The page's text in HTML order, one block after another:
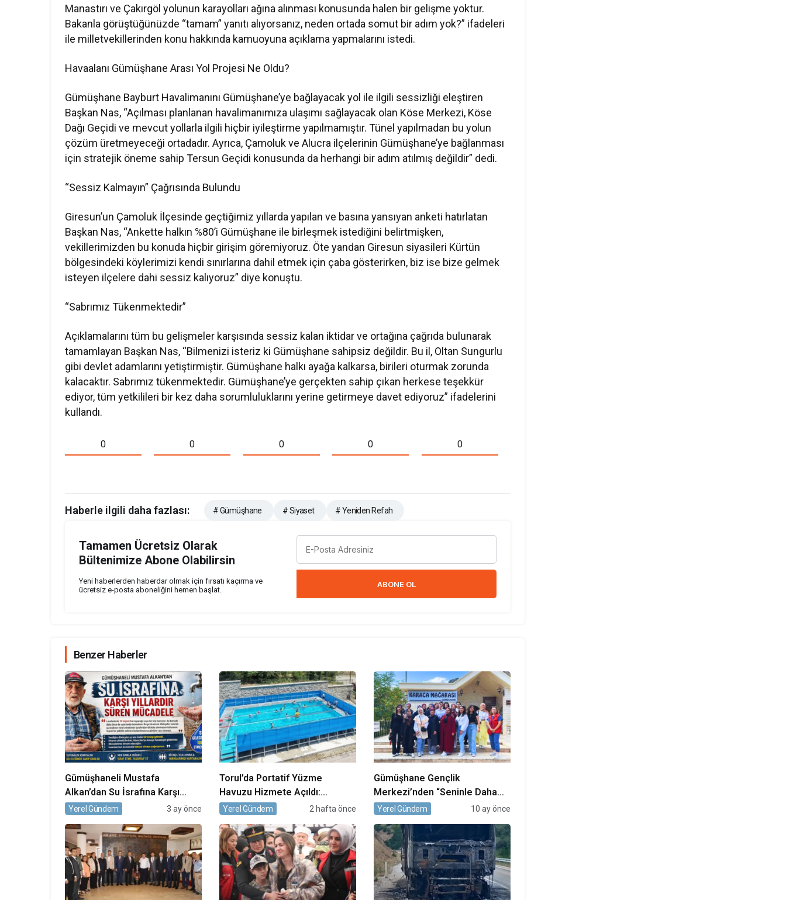
Manastırı ve Çakırgöl yolunun karayolları ağına alınması konusunda halen bir gelişme yoktur.
Bakanla görüştüğünüzde “tamam” yanıtı alıyorsanız, neden ortada somut bir adım yok?” ifadeleri
ile milletvekillerinden konu hakkında kamuoyuna açıklama yapmalarını istedi.
Havaalanı Gümüşhane Arası Yol Projesi Ne Oldu?
Gümüşhane Bayburt Havalimanını Gümüşhane’ye bağlayacak yol ile ilgili sessizliği eleştiren
Başkan Nas, “Açılması planlanan havalimanımıza ulaşımı sağlayacak olan Köse Merkezi, Köse
Dağı Geçidi ve mevcut yollarla ilgili hiçbir iyileştirme yapılmamıştır. Tünel yapılmadan bu yolun
çözüm üretmeyeceği ortadadır. Ayrıca, Çamoluk ve Alucra ilçelerinin Gümüşhane’ye bağlanması
için stratejik öneme sahip Tersun Geçidi konusunda da herhangi bir adım atılmış değildir” dedi.
“Sessiz Kalmayın” Çağrısında Bulundu
Giresun’un Çamoluk İlçesinde geçtiğimiz yıllarda yapılan ve basına yansıyan anketi hatırlatan
Başkan Nas, “Ankette halkın %80’i Gümüşhane ile birleşmek istediğini belirtmişken,
vekillerimizden bu konuda hiçbir girişim göremiyoruz. Öte yandan Giresun siyasileri Kürtün
bölgesindeki köylerimizi kendi sınırlarına dahil etmek için çaba gösterirken, biz ise bize gelmek
isteyen ilçelere dahi sessiz kalıyoruz” diye konuştu.
“Sabrımız Tükenmektedir”
Açıklamalarını tüm bu gelişmeler karşısında sessiz kalan iktidar ve ortağına çağrıda bulunarak
tamamlayan Başkan Nas, “Bilmenizi isteriz ki Gümüşhane sahipsiz değildir. Bu il, Oltan Sungurlu
gibi devlet adamlarını yetiştirmiştir. Gümüşhane halkı ayağa kalkarsa, birileri oturmak zorunda
kalacaktır. Sabrımız tükenmektedir. Gümüşhane’ye gerçekten sahip çıkan herkese teşekkür
ediyor, tüm yetkilileri bir kez daha sorumluluklarını yerine getirmeye davet ediyoruz” ifadelerini
kullandı.
0 0 0 0 0
Haberle ilgili daha fazlası: # Gümüşhane # Siyaset # Yeniden Refah
Tamamen Ücretsiz Olarak
Bültenimize Abone Olabilirsin
Yeni haberlerden haberdar olmak için fırsatı kaçırma ve
ücretsiz e-posta aboneliğini hemen başlat.
ABONE OL
Benzer Haberler
Gümüşhaneli Mustafa
Alkan’dan Su İsrafına Karşı
Yıllardır Süren Mücadele
Yerel Gündem 3 ay önce
Torul’da Portatif Yüzme
Havuzu Hizmete Açıldı:
Gümüşhane’de Havuzsuz İlçe
Yerel Gündem 2 hafta önce
Gümüşhane Gençlik
Merkezi’nden “Seninle Daha
Güçlüyüz” Etkinliği: Üniversiteli
Tanıtılıyor
Yerel Gündem 10 ay önce